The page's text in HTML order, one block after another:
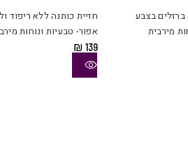
חזיית כותנה ללא ריפוד
אפור- טבעיות ונוחות
₪ 139
מספר
סוגים.
ניתן
לבחור
ברזלים בצבע
מירבית